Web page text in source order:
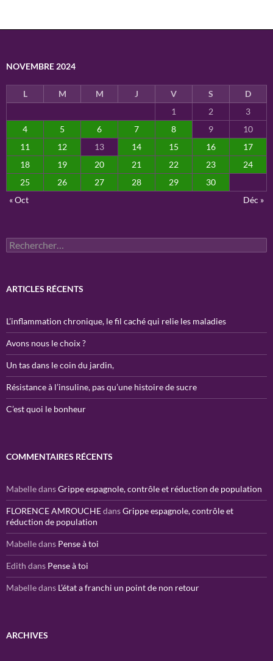
NOVEMBRE 2024
L M M J V S
D
1
2
3
4
5 6 7 8 9
10
11
12 13 14 15 16
17
18
19 20 21 22 23
24
25
26 27 28 29
30
« Oct
Déc »
Rechercher :
ARTICLES RÉCENTS
L’inflammation chronique, le fil caché qui relie les maladies
Avons nous le choix ?
Un tas dans le coin du jardin,
Résistance à l’insuline, pas qu’une histoire de sucre
C’est quoi le bonheur
COMMENTAIRES RÉCENTS
MabelledansGrippe espagnole, contrôle et réduction de population
FLORENCE AMROUCHEdansGrippe espagnole, contrôle et
réduction de population
Mabelledans Pense à toi
Edith dans Pense à toi
Mabelledans L’état a franchi un point de non retour
ARCHIVES